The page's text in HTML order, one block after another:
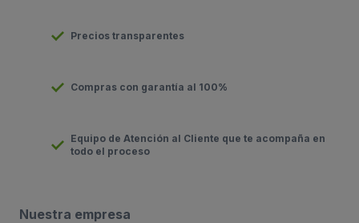
Precios transparentes
Compras con garantía al 100%
Equipo de Atención al Cliente que te acompaña en
todo el proceso
Nuestra empresa